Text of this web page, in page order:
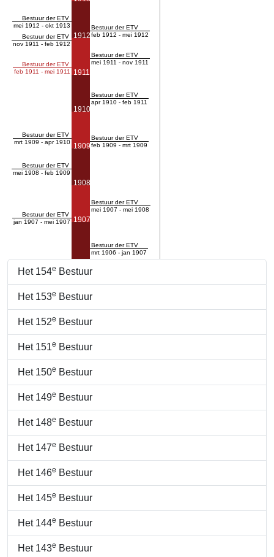
Bestuur der ETV
mei 1912 - okt 1913
Bestuur der ETV
nov 1911 - feb 1912
Bestuur der ETV
feb 1911 - mei 1911
Bestuur der ETV
mrt 1909 - apr 1910
Bestuur der ETV
mei 1908 - feb 1909
Bestuur der ETV
jan 1907 - mei 1907
1912
1911
1910
1909
1908
1907
Bestuur der ETV
feb 1912 - mei 1912
Bestuur der ETV
mei 1911 - nov 1911
Bestuur der ETV
apr 1910 - feb 1911
Bestuur der ETV
feb 1909 - mrt 1909
Bestuur der ETV
mei 1907 - mei 1908
Bestuur der ETV
mrt 1906 - jan 1907
Het 154e Bestuur
Het 153e Bestuur
Het 152e Bestuur
Het 151e Bestuur
Het 150e Bestuur
Het 149e Bestuur
Het 148e Bestuur
Het 147e Bestuur
Het 146e Bestuur
Het 145e Bestuur
Het 144e Bestuur
Het 143e Bestuur